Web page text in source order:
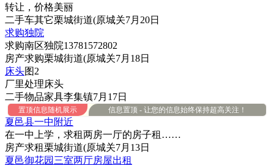
转让，价格美丽
二手车其它栗城街道(原城关7月20日
求购独院
求购南区独院13781572802
房产求购栗城街道(原城关7月18日
床头图2
厂里处理床头
二手物品家具李集镇7月17日
置顶信息随机展示 信息置顶 - 让您的信息始终保持超高关注！
夏邑县一中附近
在一中上学，求租两房一厅的房子租……
房产求租栗城街道(原城关7月13日
夏邑御花园三室两厅房屋出租